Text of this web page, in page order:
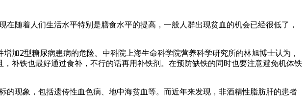
随着人们生活水平特别是膳食水平的提高，一般人群出现贫血的机会已经很低了，
加2型糖尿病患病的危险。中科院上海生命科学院营养科学研究所的林旭博士认为，
补铁也最好通过食补，不行的话再用补铁剂。在预防缺铁的同时也要注意避免机体铁
现象，包括遗传性血色病、地中海贫血等。而近年来发现，非酒精性脂肪肝的患者